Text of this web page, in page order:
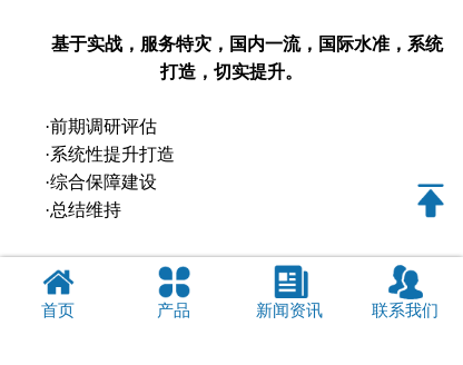
基于实战，服务特灾，国内一流，国际水准，系统
打造，切实提升。
·前期调研评估
·系统性提升打造
·综合保障建设
·总结维持
首页 产品 新闻资讯 联系我们